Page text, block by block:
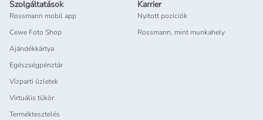
Szolgáltatások
Rossmann mobil app
Cewe Foto Shop
Ajándékkártya
Egészségpénztár
Vízparti üzletek
Virtuális tükör
Terméktesztelés
Karrier
Nyitott pozíciók
Rossmann, mint munkahely